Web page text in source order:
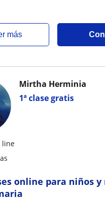
más
1ª clase gratis
Mirtha Herminia
line
online para niños y